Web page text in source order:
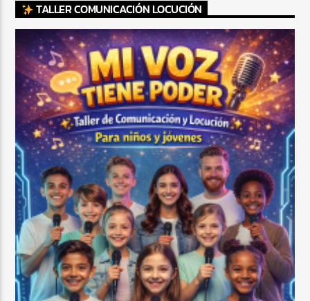
TALLER COMUNICACIÓN LOCUCIÓN